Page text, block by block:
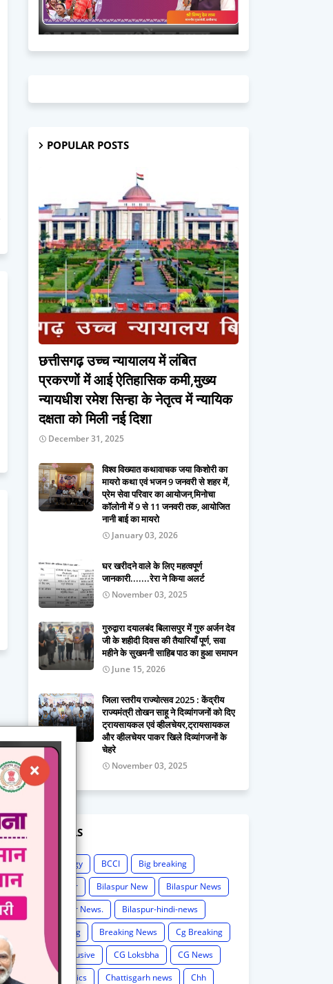
POPULAR POSTS
छत्तीसगढ़ उच्च न्यायालय में लंबित
प्रकरणों में आई ऐतिहासिक कमी,मुख्य
न्यायधीश रमेश सिन्हा के नेतृत्व में न्यायिक
दक्षता को मिली नई दिशा
December 31, 2025
विश्व विख्यात कथावाचक जया किशोरी का
मायरो कथा एवं भजन 9 जनवरी से शहर में,
प्रेम सेवा परिवार का आयोजन,मिनोचा
कॉलोनी में 9 से 11 जनवरी तक, आयोजित
नानी बाई का मायरो
January 03, 2026
घर खरीदने वाले के लिए महत्वपूर्ण
जानकारी.......रेरा ने किया अलर्ट
November 03, 2025
गुरुद्वारा दयालबंद बिलासपुर में गुरु अर्जन देव
जी के शहीदी दिवस की तैयारियाँ पूर्ण, सवा
महीने के सुखमनी साहिब पाठ का हुआ समापन
June 15, 2026
जिला स्तरीय राज्योत्सव 2025 : केंद्रीय
राज्यमंत्री तोखन साहू ने दिव्यांगजनों को दिए
ट्रायसायकल एवं व्हीलचेयर,ट्रायसायकल
और व्हीलचेयर पाकर खिले दिव्यांगजनों के
चेहरे
November 03, 2025
LABELS
Astrology BCCI
Big breaking
Bilaspur
Bilaspur New
Bilaspur News
Bilaspur News.
Bilaspur-hindi-news
Breaking
Breaking News
Cg Breaking
CG exclusive
CG Loksbha
CG News
CG politics
Chattisgarh news
Chh